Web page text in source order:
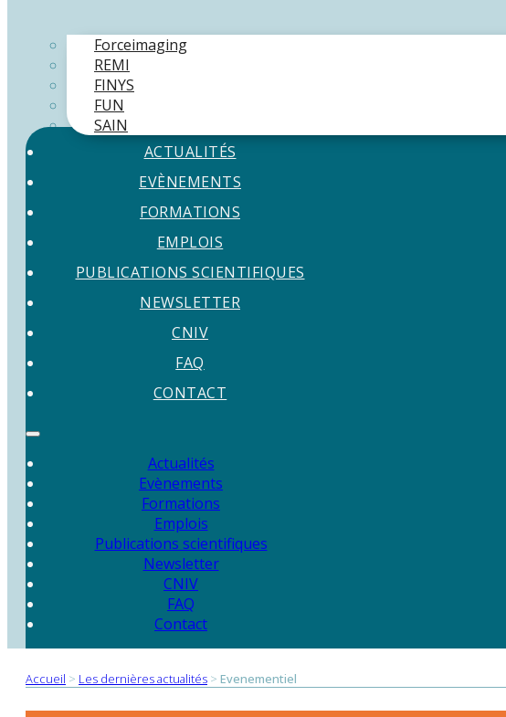
Forceimaging
REMI
FINYS
FUN
SAIN
ACTUALITÉS
EVÈNEMENTS
FORMATIONS
EMPLOIS
PUBLICATIONS SCIENTIFIQUES
NEWSLETTER
CNIV
FAQ
CONTACT
Actualités
Evènements
Formations
Emplois
Publications scientifiques
Newsletter
CNIV
FAQ
Contact
Accueil > Les dernières actualités > Evenementiel